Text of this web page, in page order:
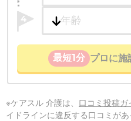
4
最短1分 プロに施
※ケアスル 介護は、 口コミ投稿ガ
イドラインに違反する口コミが